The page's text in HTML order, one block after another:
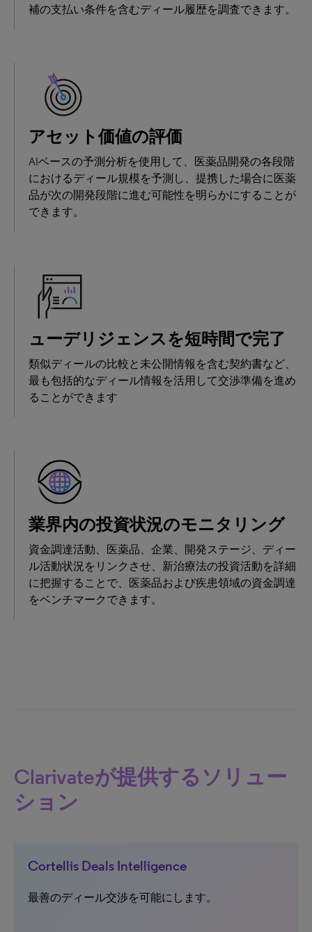
補の支払い条件を含むディール履歴を調査できます。
アセット価値の評価
AIベースの予測分析を使用して、医薬品開発の各段階
におけるディール規模を予測し、提携した場合に医薬
品が次の開発段階に進む可能性を明らかにすることが
できます。
ューデリジェンスを短時間で完了
類似ディールの比較と未公開情報を含む契約書など、
最も包括的なディール情報を活用して交渉準備を進め
ることができます
業界内の投資状況のモニタリング
資金調達活動、医薬品、企業、開発ステージ、ディー
ル活動状況をリンクさせ、新治療法の投資活動を詳細
に把握することで、医薬品および疾患領域の資金調達
をベンチマークできます。
Clarivateが提供するソリュー
ション
Cortellis Deals Intelligence
最善のディール交渉を可能にします。